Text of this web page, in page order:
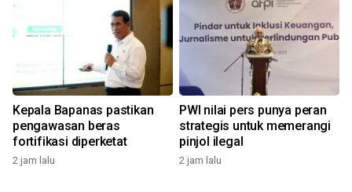
Kepala Bapanas pastikan
pengawasan beras
fortifikasi diperketat
2 jam lalu
PWI nilai pers punya peran
strategis untuk memerangi
pinjol ilegal
2 jam lalu